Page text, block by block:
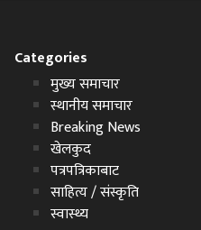
Categories
मुख्य समाचार
स्थानीय समाचार
Breaking News
खेलकुद
पत्रपत्रिकाबाट
साहित्य / संस्कृति
स्वास्थ्य